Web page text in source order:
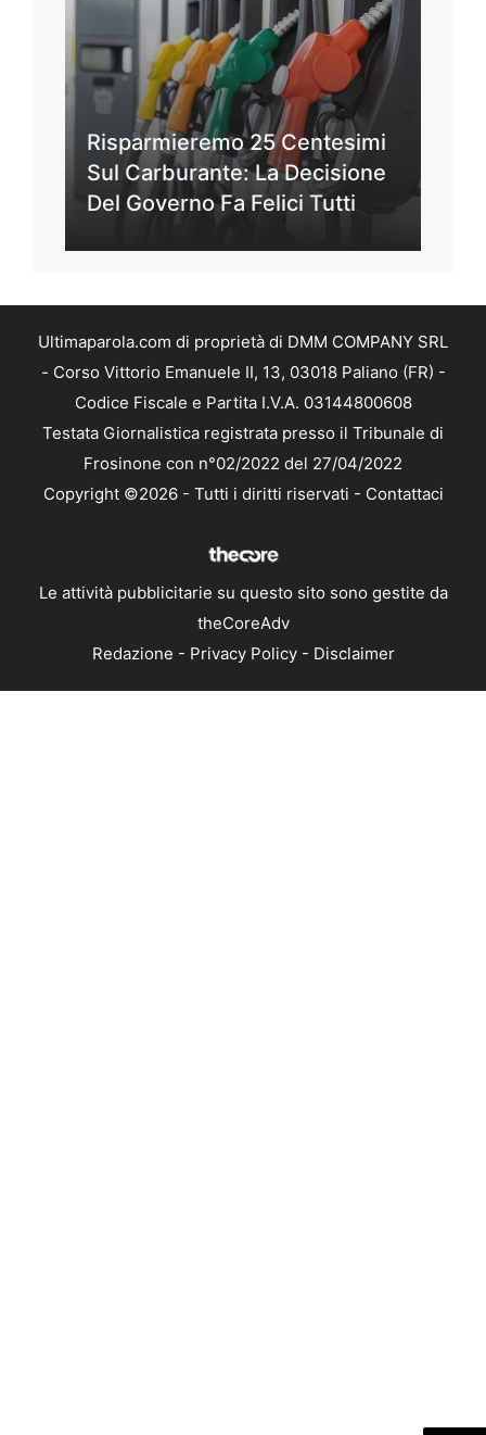
Risparmieremo 25 Centesimi
Sul Carburante: La Decisione
Del Governo Fa Felici Tutti
Ultimaparola.com di proprietà di DMM COMPANY SRL
- Corso Vittorio Emanuele II, 13, 03018 Paliano (FR) -
Codice Fiscale e Partita I.V.A. 03144800608
Testata Giornalistica registrata presso il Tribunale di
Frosinone con n°02/2022 del 27/04/2022
Copyright ©2026 - Tutti i diritti riservati - Contattaci
Le attività pubblicitarie su questo sito sono gestite da
theCoreAdv
Redazione - Privacy Policy- Disclaimer